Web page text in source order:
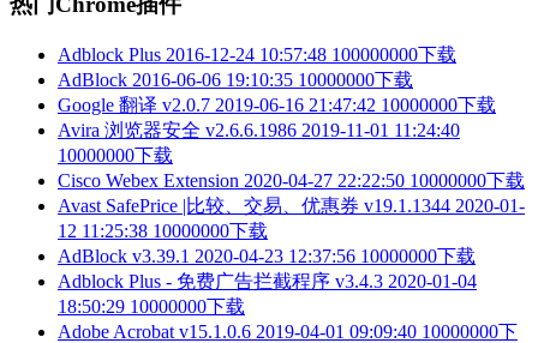
Adblock Plus 2016-12-24 10:57:48 100000000下载
AdBlock 2016-06-06 19:10:35 10000000下载
Google 翻译 v2.0.7 2019-06-16 21:47:42 10000000下载
Avira 浏览器安全 v2.6.6.1986 2019-11-01 11:24:40
10000000下载
Cisco Webex Extension 2020-04-27 22:22:50 10000000下载
Avast SafePrice |比较、交易、优惠券 v19.1.1344 2020-01-
12 11:25:38 10000000下载
AdBlock v3.39.1 2020-04-23 12:37:56 10000000下载
Adblock Plus - 免费广告拦截程序 v3.4.3 2020-01-04
18:50:29 10000000下载
Adobe Acrobat v15.1.0.6 2019-04-01 09:09:40 10000000下